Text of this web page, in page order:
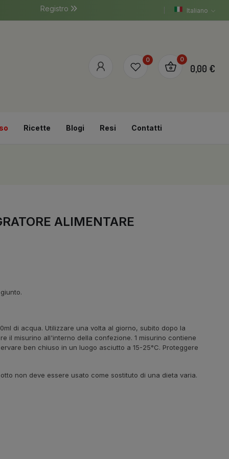
Italiano
Registro
0 0
0,00 €
Ricette Blogi Resi Contatti
ALIMENTARE
di acqua. Utilizzare una volta al giorno, subito dopo la
il misurino all'interno della confezione. 1 misurino contiene
ben chiuso in un luogo asciutto a 15-25°C. Proteggere
non deve essere usato come sostituto di una dieta varia.